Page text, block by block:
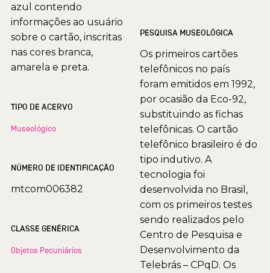
azul contendo
informações ao usuário
sobre o cartão, inscritas
nas cores branca,
amarela e preta.
TIPO DE ACERVO
Museológico
NÚMERO DE IDENTIFICAÇÃO
mtcom006382
CLASSE GENÉRICA
Objetos Pecuniários
PESQUISA MUSEOLÓGICA
Os primeiros cartões
telefônicos no país
foram emitidos em 1992,
por ocasião da Eco-92,
substituindo as fichas
telefônicas. O cartão
telefônico brasileiro é do
tipo indutivo. A
tecnologia foi
desenvolvida no Brasil,
com os primeiros testes
sendo realizados pelo
Centro de Pesquisa e
Desenvolvimento da
Telebrás – CPqD. Os